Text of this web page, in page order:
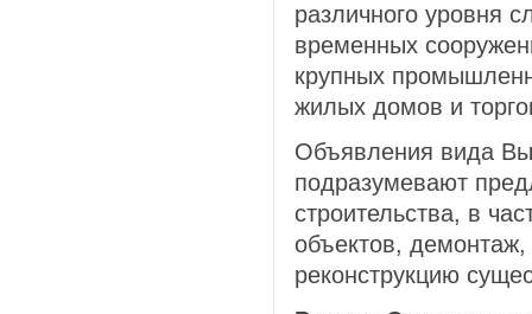
различного уровня
временных
крупных
жилых домов и
Объявления вида
подразумевают
строительства, в
объектов,
реконструкцию